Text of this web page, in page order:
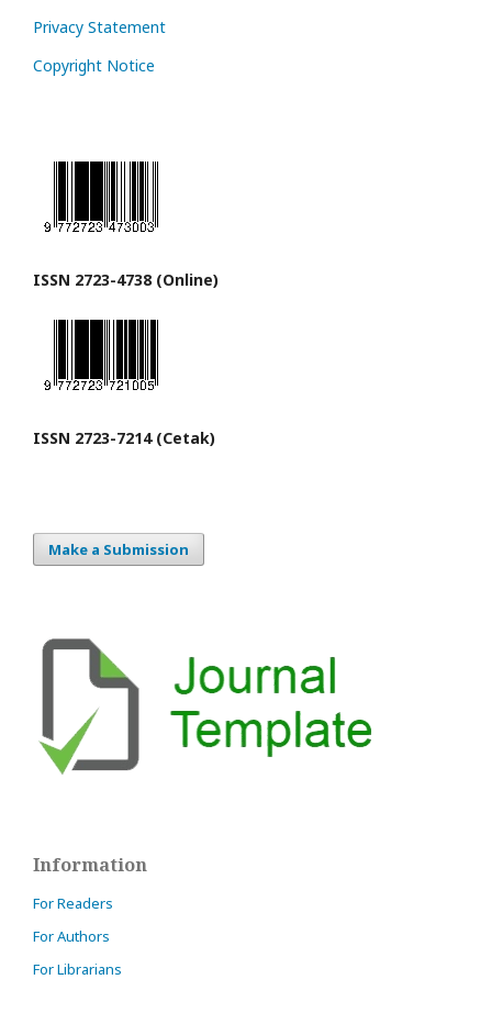
Privacy Statement
Copyright Notice
ISSN 2723-4738 (Online)
ISSN 2723-7214 (Cetak)
Make a Submission
Information
For Readers
For Authors
For Librarians